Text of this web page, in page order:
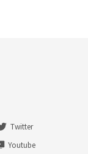
Twitter
Youtube